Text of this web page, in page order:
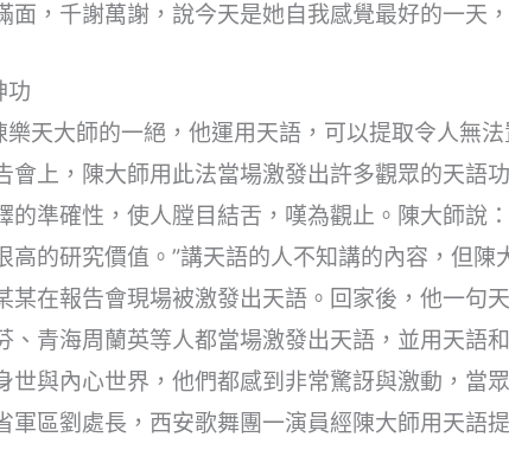
面，千謝萬謝，說今天是她自我感覺最好的一天
功
樂天大師的一絕，他運用天語，可以提取令人無
會上，陳大師用此法當場激發出許多觀眾的天語
的準確性，使人膛目結舌，嘆為觀止。陳大師說
高的研究價值。”講天語的人不知講的內容，但
某在報告會現場被激發出天語。回家後，他一句
、青海周蘭英等人都當場激發出天語，並用天語
世與內心世界，他們都感到非常驚訝與激動，當
軍區劉處長，西安歌舞團一演員經陳大師用天語